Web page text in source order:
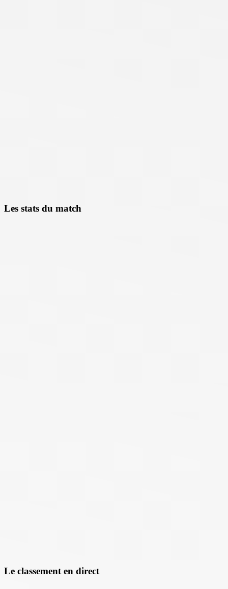
Les stats du match
Le classement en direct